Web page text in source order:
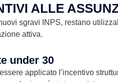
ALLE
sgravi INPS, restano
attiva.
under 30
applicato l’incentivo